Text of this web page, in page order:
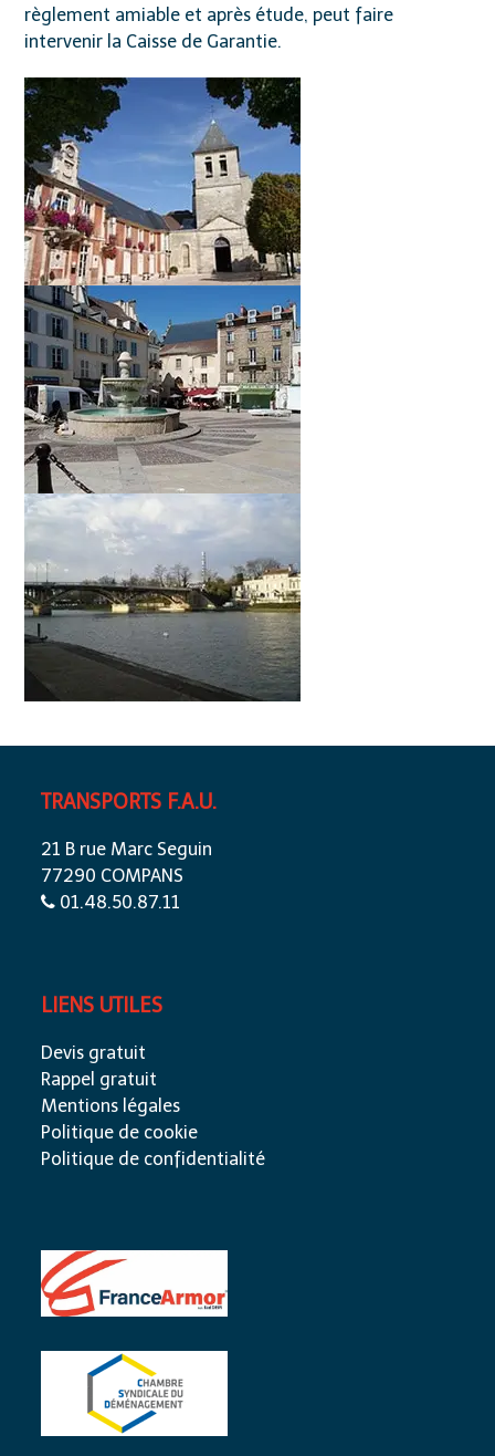
règlement amiable et après étude, peut faire
intervenir la Caisse de Garantie.
TRANSPORTS F.A.U.
21 B rue Marc Seguin
77290 COMPANS
01.48.50.87.11
LIENS UTILES
Devis gratuit
Rappel gratuit
Mentions légales
Politique de cookie
Politique de confidentialité